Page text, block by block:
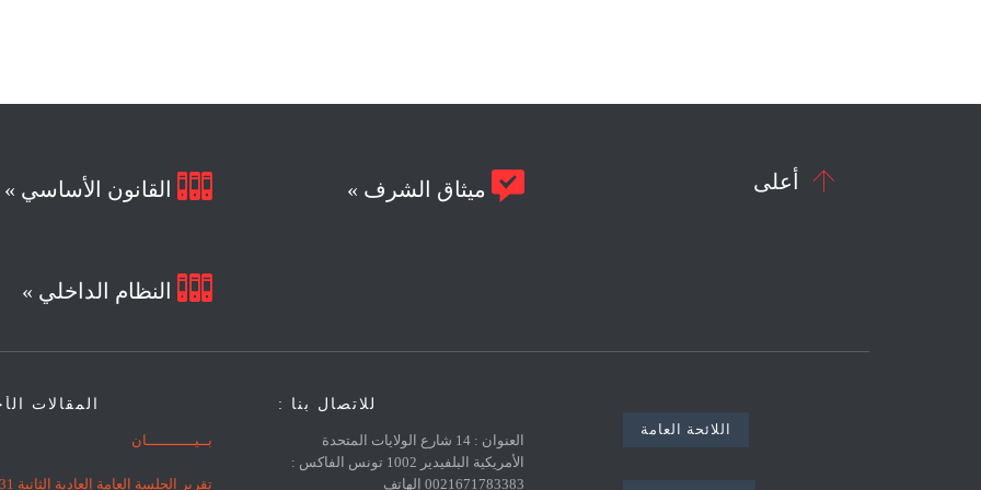
 القانون الأساسي »
 النظام الداخلي »
 ميثاق الشرف »  أعلى
المقالات
بــيـــــــــــان
تقرير الجلسة العامة العادية الثانية 31
للاتصال بنا :
العنوان : 14 شارع الولايات المتحدة
الأمريكية البلفيدير 1002 تونس الفاكس :
0021671783383 الهاتف
اللائحة العامة